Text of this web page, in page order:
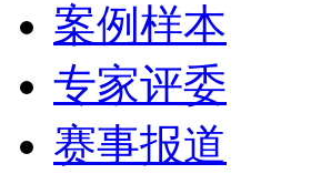
案例样本
专家评委
赛事报道